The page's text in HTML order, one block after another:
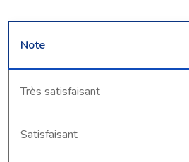
Note
Très satisfaisant
Satisfaisant